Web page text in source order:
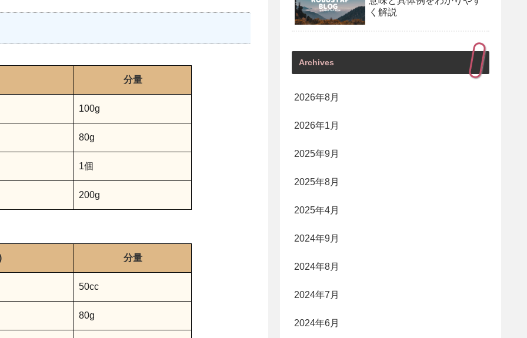
分量
100g
80g
1個
200g
分量
50cc
80g
く解説
Archives
2026年8月
2026年1月
2025年9月
2025年8月
2025年4月
2024年9月
2024年8月
2024年7月
2024年6月